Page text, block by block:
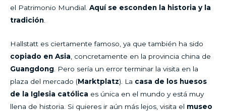
el Patrimonio Mundial. Aquí se esconden la historia y la
tradición
Hallstatt es ciertamente famoso, ya que también ha sido
copiado en Asia , concretamente en la provincia china de
Guangdong . Pero sería un error terminar la visita en la
plaza del mercado (Marktplatz). La casa de los huesos
de la Iglesia católica es única en el mundo y está muy
llena de historia. Si quieres ir aún más lejos, visita el museo